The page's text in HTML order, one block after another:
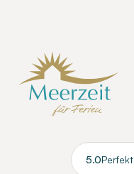
5.0Perfekt